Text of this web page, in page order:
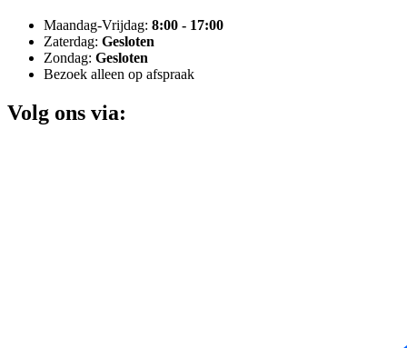
Maandag-Vrijdag: 8:00 - 17:00
Zaterdag: Gesloten
Zondag: Gesloten
Bezoek alleen op afspraak
Volg ons via: